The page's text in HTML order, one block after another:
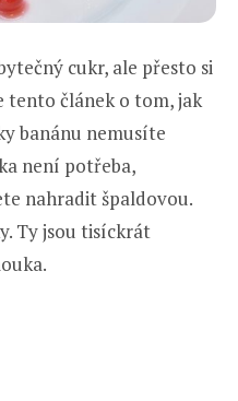
cukr, ale přesto si
tento článek o tom, jak
banánu nemusíte
není potřeba,
nahradit špaldovou.
Ty jsou tisíckrát